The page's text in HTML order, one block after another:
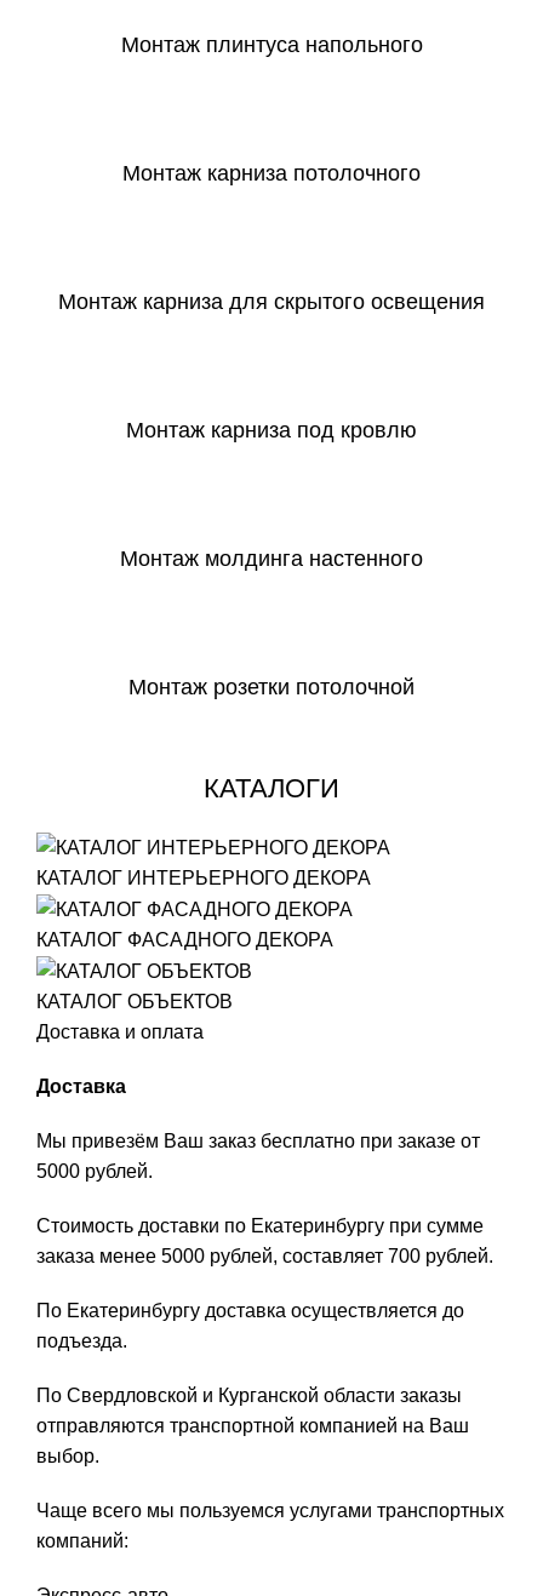
Монтаж плинтуса напольного
Монтаж карниза потолочного
Монтаж карниза для скрытого освещения
Монтаж карниза под кровлю
Монтаж молдинга настенного
Монтаж розетки потолочной
КАТАЛОГИ
КАТАЛОГ ИНТЕРЬЕРНОГО ДЕКОРА
КАТАЛОГ ФАСАДНОГО ДЕКОРА
КАТАЛОГ ОБЪЕКТОВ
Доставка и оплата
Доставка
Мы привезём Ваш заказ бесплатно при заказе от
5000 рублей.
Стоимость доставки по Екатеринбургу при сумме
заказа менее 5000 рублей, составляет 700 рублей.
По Екатеринбургу доставка осуществляется до
подъезда.
По Свердловской и Курганской области заказы
отправляются транспортной компанией на Ваш
выбор.
Чаще всего мы пользуемся услугами транспортных
компаний: